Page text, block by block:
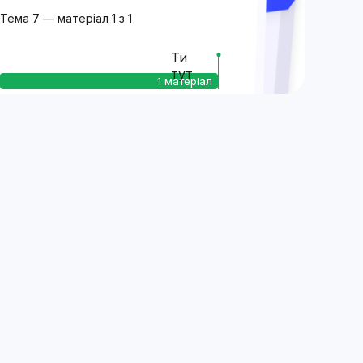
Тема 7 — матеріал 1 з 1
1 матеріал
Ти
тут